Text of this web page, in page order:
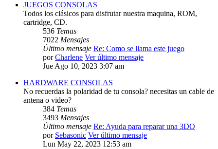
JUEGOS CONSOLAS
Todos los clásicos para disfrutar nuestra maquina, ROM,
cartridge, CD.
536 Temas
7022 Mensajes
Último mensaje Re: Como se llama este juego
porCharlene Ver último mensaje
Jue Ago 10, 2023 3:07 am
HARDWARE CONSOLAS
No recuerdas la polaridad de tu consola? necesitas un cable de
antena o video?
384 Temas
3493 Mensajes
Último mensaje Re: Ayuda para reparar una 3DO
por Sebasonic Ver último mensaje
Lun May 22, 2023 12:53 am